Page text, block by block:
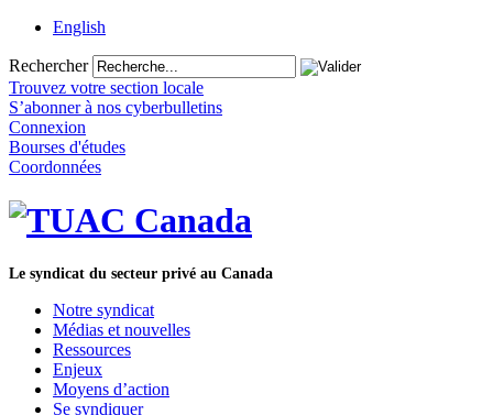
English
Rechercher
Trouvez votre section locale
S’abonner à nos cyberbulletins
Connexion
Bourses d'études
Coordonnées
Le syndicat du secteur privé au Canada
Notre syndicat
Médias et nouvelles
Ressources
Enjeux
Moyens d’action
Se syndiquer